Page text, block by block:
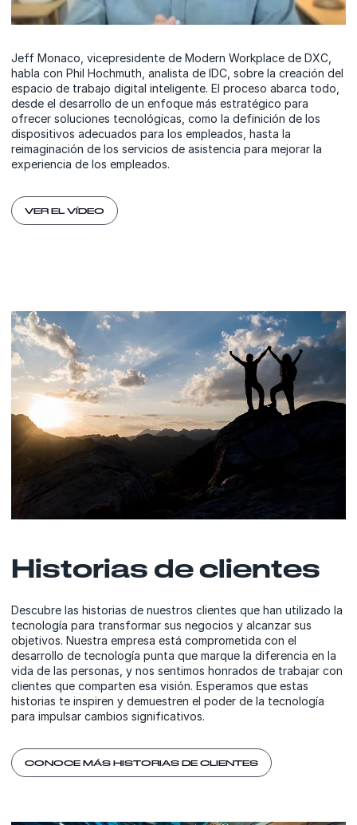
Jeff Monaco, vicepresidente de Modern Workplace de DXC,
habla con Phil Hochmuth, analista de IDC, sobre la creación del
espacio de trabajo digital inteligente. El proceso abarca todo,
desde el desarrollo de un enfoque más estratégico para
ofrecer soluciones tecnológicas, como la definición de los
dispositivos adecuados para los empleados, hasta la
reimaginación de los servicios de asistencia para mejorar la
experiencia de los empleados.
VER EL VÍDEO
Historias de clientes
Descubre las historias de nuestros clientes que han utilizado la
tecnología para transformar sus negocios y alcanzar sus
objetivos. Nuestra empresa está comprometida con el
desarrollo de tecnología punta que marque la diferencia en la
vida de las personas, y nos sentimos honrados de trabajar con
clientes que comparten esa visión. Esperamos que estas
historias te inspiren y demuestren el poder de la tecnología
para impulsar cambios significativos.
CONOCE MÁS HISTORIAS DE CLIENTES